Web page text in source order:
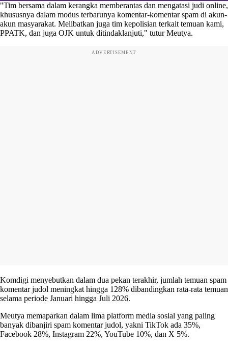
"Tim bersama dalam kerangka memberantas dan mengatasi judi online,
khususnya dalam modus terbarunya komentar-komentar spam di akun-
akun masyarakat. Melibatkan juga tim kepolisian terkait temuan kami,
PPATK, dan juga OJK untuk ditindaklanjuti," tutur Meutya.
ADVERTISEMENT
Komdigi menyebutkan dalam dua pekan terakhir, jumlah temuan spam
komentar judol meningkat hingga 128% dibandingkan rata-rata temuan
selama periode Januari hingga Juli 2026.
Meutya memaparkan dalam lima platform media sosial yang paling
banyak dibanjiri spam komentar judol, yakni TikTok ada 35%,
Facebook 28%, Instagram 22%, YouTube 10%, dan X 5%.